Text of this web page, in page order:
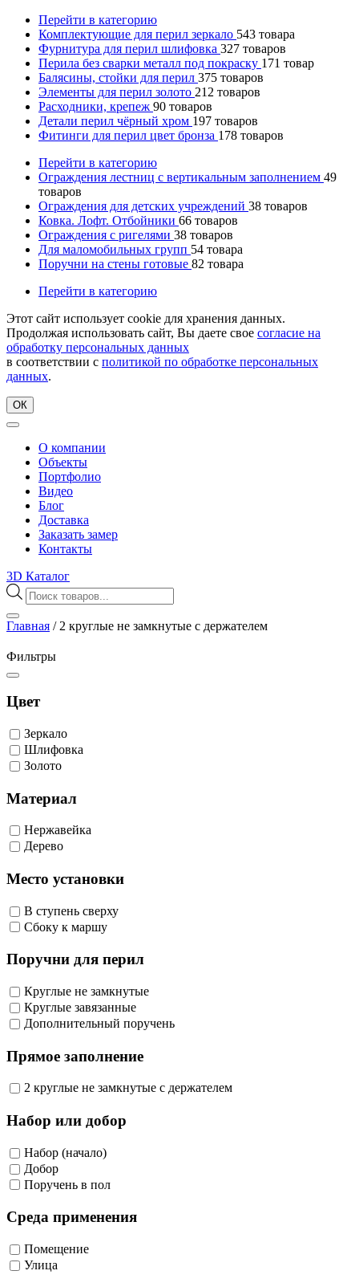
Перейти в категорию
Комплектующие для перил зеркало 543 товара
Фурнитура для перил шлифовка 327 товаров
Перила без сварки металл под покраску 171 товар
Балясины, стойки для перил 375 товаров
Элементы для перил золото 212 товаров
Расходники, крепеж 90 товаров
Детали перил чёрный хром 197 товаров
Фитинги для перил цвет бронза 178 товаров
Перейти в категорию
Ограждения лестниц с вертикальным заполнением 49
товаров
Ограждения для детских учреждений 38 товаров
Ковка. Лофт. Отбойники 66 товаров
Ограждения с ригелями 38 товаров
Для маломобильных групп 54 товара
Поручни на стены готовые 82 товара
Перейти в категорию
Этот сайт использует cookie для хранения данных.
Продолжая использовать сайт, Вы даете свое согласие на
обработку персональных данных
в соответствии с политикой по обработке персональных
данных.
ОК
О компании
Объекты
Портфолио
Видео
Блог
Доставка
Заказать замер
Контакты
3D Каталог
Поиск
товаров
Главная / 2 круглые не замкнутые с держателем
Фильтры
Цвет
Зеркало
Шлифовка
Золото
Материал
Нержавейка
Дерево
Место установки
В ступень сверху
Сбоку к маршу
Поручни для перил
Круглые не замкнутые
Круглые завязанные
Дополнительный поручень
Прямое заполнение
2 круглые не замкнутые с держателем
Набор или добор
Набор (начало)
Добор
Поручень в пол
Среда применения
Помещение
Улица